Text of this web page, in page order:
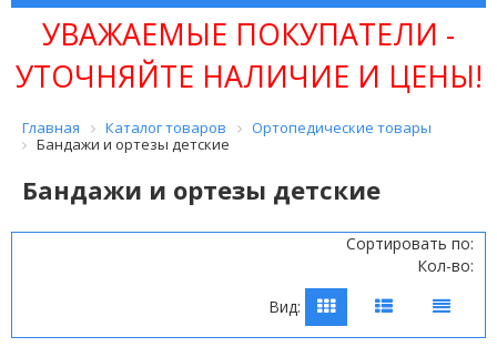
УВАЖАЕМЫЕ ПОКУПАТЕЛИ -
УТОЧНЯЙТЕ НАЛИЧИЕ И ЦЕНЫ!
Главная Каталог товаров
Ортопедические товары
Бандажи и ортезы детские
Бандажи и ортезы детские
Сортировать по:
Кол-во:
Вид: